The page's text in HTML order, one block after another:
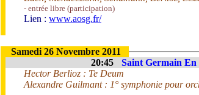
- entrée libre (participation)
Lien : www.aosg.fr/
Samedi 26 Novembre 2011
20:45
Saint Germain En
Hector Berlioz : Te Deum
Alexandre Guilmant : 1° symphonie pour